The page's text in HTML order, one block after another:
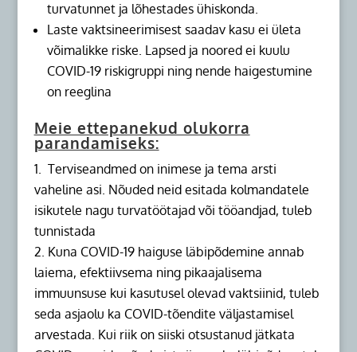
turvatunnet ja lõhestades ühiskonda.
Laste vaktsineerimisest saadav kasu ei ületa
võimalikke riske. Lapsed ja noored ei kuulu
COVID-19 riskigruppi ning nende haigestumine
on reeglina
Meie ettepanekud olukorra
parandamiseks:
Terviseandmed on inimese ja tema arsti
vaheline asi. Nõuded neid esitada kolmandatele
isikutele nagu turvatöötajad või tööandjad, tuleb
tunnistada
Kuna COVID-19 haiguse läbipõdemine annab
laiema, efektiivsema ning pikaajalisema
immuunsuse kui kasutusel olevad vaktsiinid, tuleb
seda asjaolu ka COVID-tõendite väljastamisel
arvestada. Kui riik on siiski otsustanud jätkata